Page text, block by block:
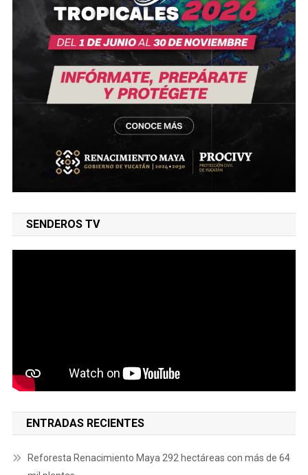
SENDEROS TV
ENTRADAS RECIENTES
Reforesta Renacimiento Maya 292 hectáreas con más de 64